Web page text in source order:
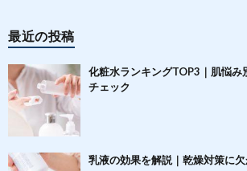
最近の投稿
化粧水ランキングTOP3｜肌悩み
チェック
乳液の効果を解説｜乾燥対策に